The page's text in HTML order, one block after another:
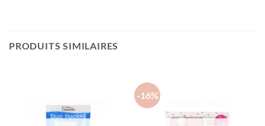
PRODUITS SIMILAIRES
-16%